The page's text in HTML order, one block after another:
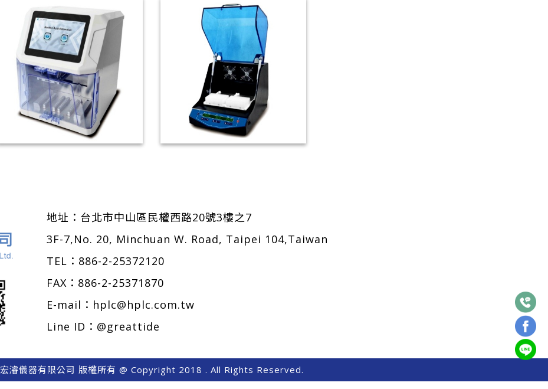
地址： 台北市中山區民權西路20號3樓之7
3F-7,No. 20, Minchuan W. Road, Taipei 104,Taiwan
TEL： 886-2-25372120
FAX：886-2-25371870
E-mail： hplc@hplc.com.tw
Line ID：@greattide
宏濬儀器有限公司 版權所有 @ Copyright 2018 . All Rights Reserved.